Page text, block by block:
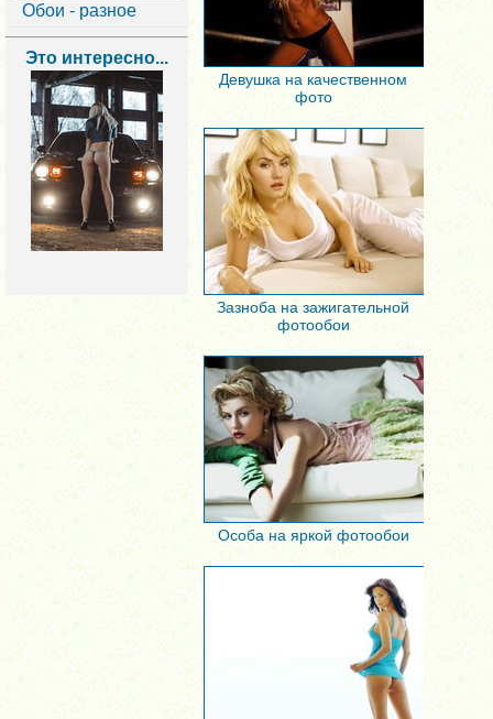
Обои - разное
Это интересно...
Девушка на качественном
фото
Зазноба на зажигательной
фотообои
Особа на яркой фотообои